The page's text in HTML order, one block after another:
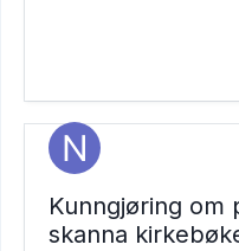
Kunngjøring om
skanna